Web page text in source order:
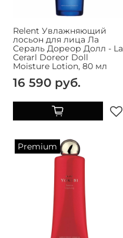
Relent Увлажняющий
лосьон для лица Ла
Сераль Дореор Долл - La
Cerarl Doreor Doll
Moisture Lotion, 80 мл
16 590 руб.
Premium